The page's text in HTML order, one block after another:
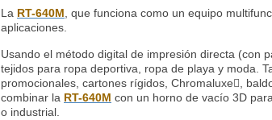
La RT-640M , que funciona como un equipo
aplicaciones.
Usando el método digital de impresión directa (con
tejidos para ropa deportiva, ropa de playa y moda.
promocionales, cartones rígidos, Chromaluxe,
combinar la RT-640M con un horno de vacío 3D
o industrial.